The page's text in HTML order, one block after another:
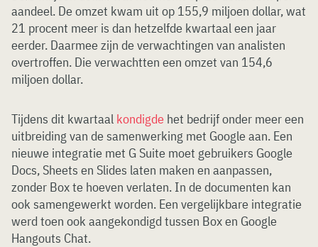
aandeel. De omzet kwam uit op 155,9 miljoen dollar, wat
21 procent meer is dan hetzelfde kwartaal een jaar
eerder. Daarmee zijn de verwachtingen van analisten
overtroffen. Die verwachtten een omzet van 154,6
miljoen dollar.
Tijdens dit kwartaal kondigde het bedrijf onder meer een
uitbreiding van de samenwerking met Google aan. Een
nieuwe integratie met G Suite moet gebruikers Google
Docs, Sheets en Slides laten maken en aanpassen,
zonder Box te hoeven verlaten. In de documenten kan
ook samengewerkt worden. Een vergelijkbare integratie
werd toen ook aangekondigd tussen Box en Google
Hangouts Chat.